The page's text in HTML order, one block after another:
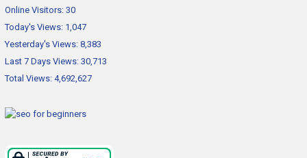
Online Visitors: 30
Today's Views: 1,047
Yesterday's Views: 8,383
Last 7 Days Views: 30,713
Total Views: 4,692,627